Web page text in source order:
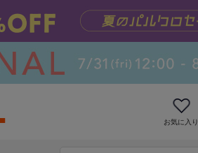
お気に入り